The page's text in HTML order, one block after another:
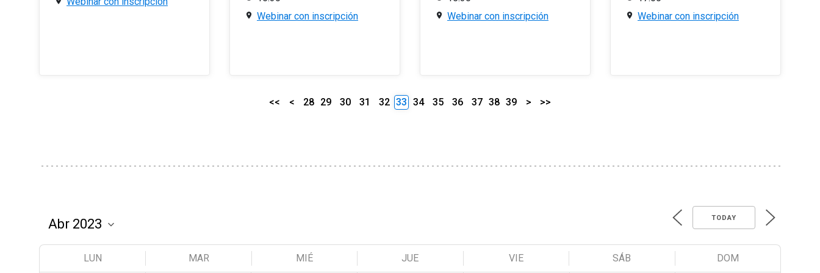
Webinar con inscripción
Webinar con inscripción
Webinar con inscripción
<< < 28 29 30 31 32 33 34 35 36 37 38 39 > >>
TODAY
LUN MAR MIÉ JUE VIE SÁB DOM